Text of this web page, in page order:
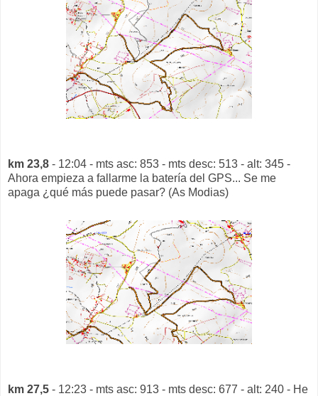
km 23,8 - 12:04 - mts asc: 853 - mts desc: 513 - alt: 345 -
Ahora empieza a fallarme la batería del GPS... Se me
apaga ¿qué más puede pasar? (As Modias)
km 27,5 - 12:23 - mts asc: 913 - mts desc: 677 - alt: 240 - He